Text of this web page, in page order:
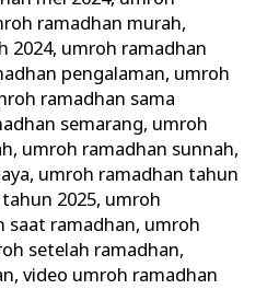
ramadhan murah,
2024, umroh ramadhan
pengalaman, umroh
ramadhan sama
semarang, umroh
, umroh ramadhan sunnah,
, umroh ramadhan tahun
2025, umroh
saat ramadhan, umroh
setelah ramadhan,
,video umroh ramadhan